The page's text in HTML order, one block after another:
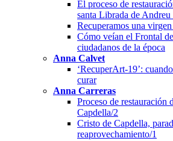
El proceso de
santa Librada de Andreu
Recuperamos una
Cómo veían el Frontal
ciudadanos de la época
Anna Calvet
‘RecuperArt-19’:
curar
Anna Carreras
Proceso de restauración
Capdella/2
Cristo de Capdella,
reaprovechamiento/1